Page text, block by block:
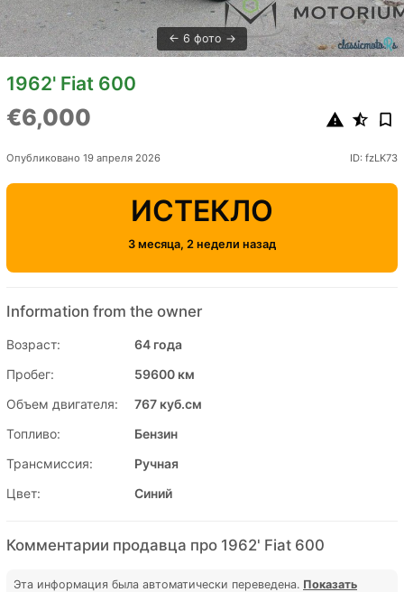
6 фото
1962' Fiat 600
€6,000
Опубликовано 19 апреля 2026 ID: fzLK73
ИСТЕКЛО
3 месяца, 2 недели назад
Information from the owner
Возраст:
64 года
Пробег:
59600 км
Объем двигателя:
767 куб.см
Топливо:
Бензин
Трансмиссия:
Ручная
Цвет:
Синий
Комментарии продавца про 1962' Fiat 600
Эта информация была автоматически переведена. Показать